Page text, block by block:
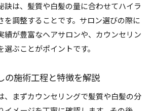
訣は、髪質や白髪の量に合わせてハイラ
を調整することです。サロン選びの際に
績が豊富なヘアサロンや、カウンセリン
ぶことがポイントです。
の施術工程と特徴を解説
、まずカウンセリングで髪質や白髪の分